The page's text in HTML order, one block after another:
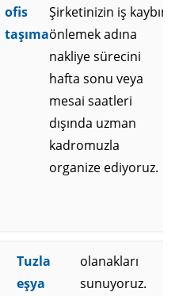
ofis
taşıma
Şirketinizin iş kaybını
önlemek adına
nakliye sürecini
hafta sonu veya
mesai saatleri
dışında uzman
kadromuzla
organize ediyoruz.
Tuzla
eşya
olanakları
sunuyoruz.